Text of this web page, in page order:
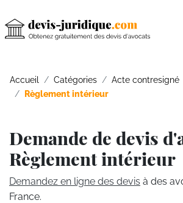
Accueil Catégories
Acte contresigné
Règlement intérieur
Demande de devis
Règlement intérieur
Demandez en ligne des devis à des
France.